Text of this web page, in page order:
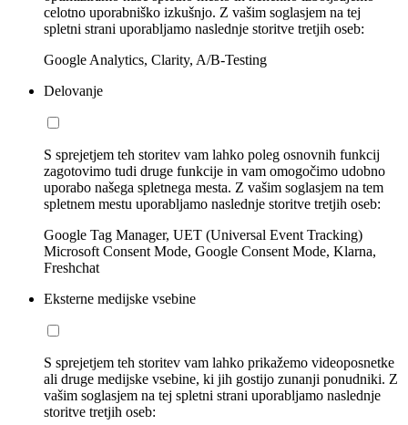
celotno uporabniško izkušnjo. Z vašim soglasjem na tej
spletni strani uporabljamo naslednje storitve tretjih oseb:
Google Analytics, Clarity, A/B-Testing
Delovanje
S sprejetjem teh storitev vam lahko poleg osnovnih funkcij
zagotovimo tudi druge funkcije in vam omogočimo udobno
uporabo našega spletnega mesta. Z vašim soglasjem na tem
spletnem mestu uporabljamo naslednje storitve tretjih oseb:
Google Tag Manager, UET (Universal Event Tracking)
Microsoft Consent Mode, Google Consent Mode, Klarna,
Freshchat
Eksterne medijske vsebine
S sprejetjem teh storitev vam lahko prikažemo videoposnetke
ali druge medijske vsebine, ki jih gostijo zunanji ponudniki. Z
vašim soglasjem na tej spletni strani uporabljamo naslednje
storitve tretjih oseb: